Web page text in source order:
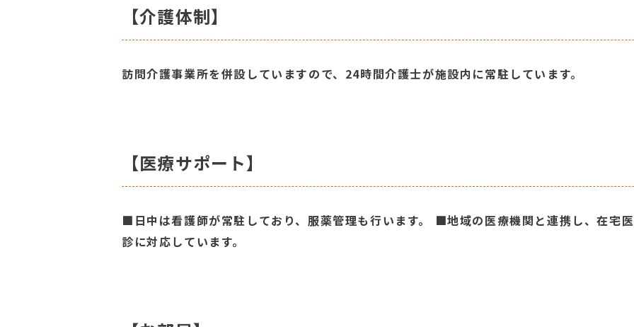
【介護体制】
訪問介護事業所を併設していますので、24時間介護士が施設内に常駐しています。
【医療サポート】
■日中は看護師が常駐しており、服薬管理も行います。 ■地域の医療機関と連携し、在宅
診に対応しています。